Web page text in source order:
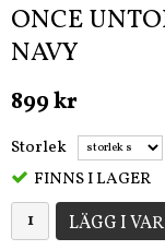
ONCE
NAVY
899 kr
Storlek
FINNS I LAGER
LÄGG I